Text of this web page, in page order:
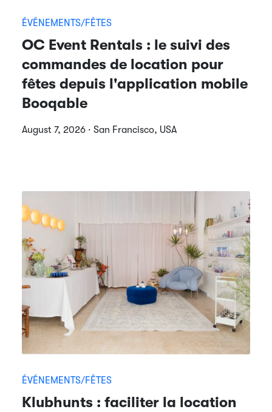
ÉVÉNEMENTS/FÊTES
OC Event Rentals : le suivi des
commandes de location pour
fêtes depuis l'application mobile
Booqable
August 7, 2026 · San Francisco, USA
ÉVÉNEMENTS/FÊTES
Klubhunts : faciliter la location